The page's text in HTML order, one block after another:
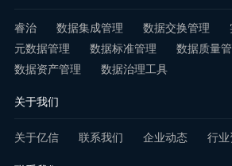
睿治 数据集成管理 数据交换管理
元数据管理
数据标准管理 数据质量
数据资产管理
数据治理工具
关于我们
关于亿信 联系我们 企业动态 行